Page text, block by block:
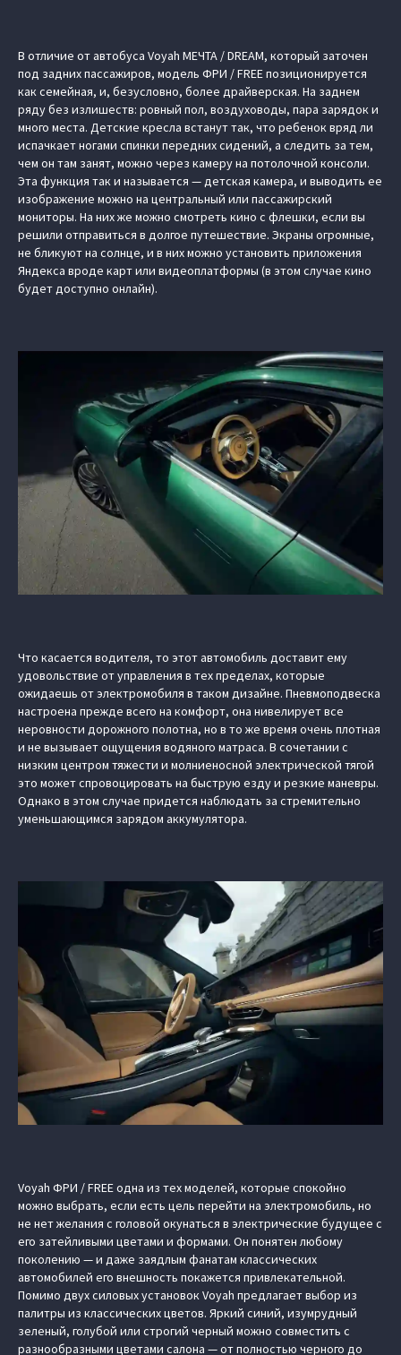
В отличие от автобуса Voyah МЕЧТА / DREAM, который заточен
под задних пассажиров, модель ФРИ / FREE позиционируется
как семейная, и, безусловно, более драйверская. На заднем
ряду без излишеств: ровный пол, воздуховоды, пара зарядок и
много места. Детские кресла встанут так, что ребенок вряд ли
испачкает ногами спинки передних сидений, а следить за тем,
чем он там занят, можно через камеру на потолочной консоли.
Эта функция так и называется — детская камера, и выводить ее
изображение можно на центральный или пассажирский
мониторы. На них же можно смотреть кино с флешки, если вы
решили отправиться в долгое путешествие. Экраны огромные,
не бликуют на солнце, и в них можно установить приложения
Яндекса вроде карт или видеоплатформы (в этом случае кино
будет доступно онлайн).
Что касается водителя, то этот автомобиль доставит ему
удовольствие от управления в тех пределах, которые
ожидаешь от электромобиля в таком дизайне. Пневмоподвеска
настроена прежде всего на комфорт, она нивелирует все
неровности дорожного полотна, но в то же время очень плотная
и не вызывает ощущения водяного матраса. В сочетании с
низким центром тяжести и молниеносной электрической тягой
это может спровоцировать на быструю езду и резкие маневры.
Однако в этом случае придется наблюдать за стремительно
уменьшающимся зарядом аккумулятора.
Voyah ФРИ / FREE одна из тех моделей, которые спокойно
можно выбрать, если есть цель перейти на электромобиль, но
не нет желания с головой окунаться в электрические будущее с
его затейливыми цветами и формами. Он понятен любому
поколению — и даже заядлым фанатам классических
автомобилей его внешность покажется привлекательной.
Помимо двух силовых установок Voyah предлагает выбор из
палитры из классических цветов. Яркий синий, изумрудный
зеленый, голубой или строгий черный можно совместить с
разнообразными цветами салона — от полностью черного до